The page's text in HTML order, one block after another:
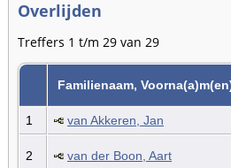
Overlijden
Treffers 1 t/m 29 van 29
Familienaam,
1 van Akkeren, Jan
2 van der Boon, Aart